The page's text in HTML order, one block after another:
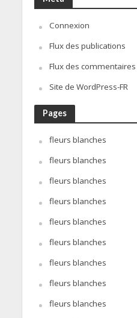
Connexion
Flux des publications
Flux des commentaires
Site de WordPress-FR
Pages
fleurs blanches
fleurs blanches
fleurs blanches
fleurs blanches
fleurs blanches
fleurs blanches
fleurs blanches
fleurs blanches
fleurs blanches